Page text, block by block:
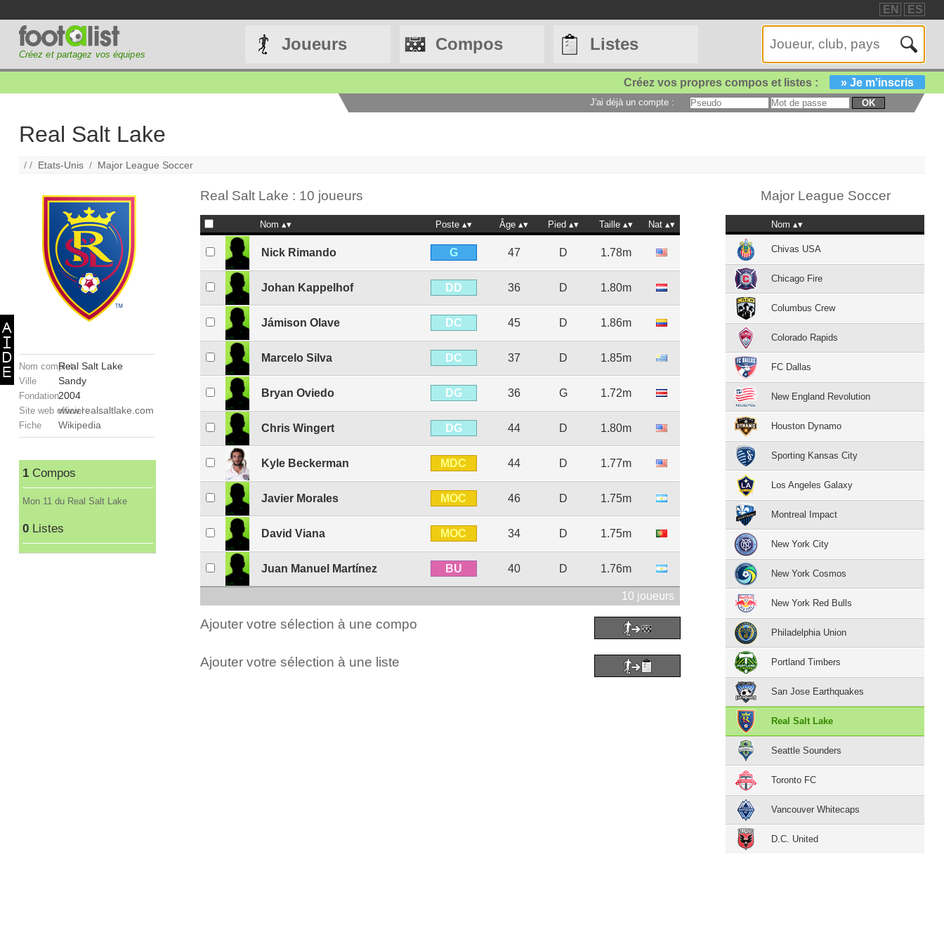
EN ES
Créez et partagez vos équipes
Joueurs Compos Listes
Créez vos propres compos et listes : » Je m'inscris
J'ai déjà un compte : OK
Real Salt Lake
/ / Etats-Unis / Major League Soccer
Nom completReal Salt Lake
Ville Sandy
Fondation2004
Site web officielwww.realsaltlake.com
Fiche Wikipedia
1Compos
Mon 11 du Real Salt Lake
0Listes
Real Salt Lake : 10 joueurs
Nom Poste Âge Pied Taille Nat
Nick Rimando G 47 D 1.78m
Johan Kappelhof DD 36 D 1.80m
Jámison Olave DC 45 D 1.86m
Marcelo Silva DC 37 D 1.85m
Bryan Oviedo DG 36 G 1.72m
Chris Wingert DG 44 D 1.80m
Kyle Beckerman MDC 44 D 1.77m
Javier Morales MOC 46 D 1.75m
David Viana MOC 34 D 1.75m
Juan Manuel Martínez BU 40 D 1.76m
10 joueurs
Ajouter votre sélection à une compo
Ajouter votre sélection à une liste
Major League Soccer
Nom
Chivas USA
Chicago Fire
Columbus Crew
Colorado Rapids
FC Dallas
New England Revolution
Houston Dynamo
Sporting Kansas City
Los Angeles Galaxy
Montreal Impact
New York City
New York Cosmos
New York Red Bulls
Philadelphia Union
Portland Timbers
San Jose Earthquakes
Real Salt Lake
Seattle Sounders
Toronto FC
Vancouver Whitecaps
D.C. United